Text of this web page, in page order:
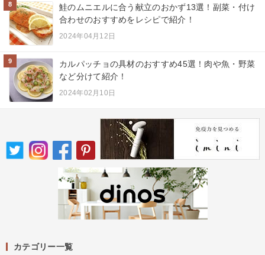
8
鮭のムニエルに合う献立のおかず13選！副菜・付け
合わせのおすすめをレシピで紹介！
2024年04月12日
9
カルパッチョの具材のおすすめ45選！肉や魚・野菜
など分けて紹介！
2024年02月10日
カテゴリー一覧